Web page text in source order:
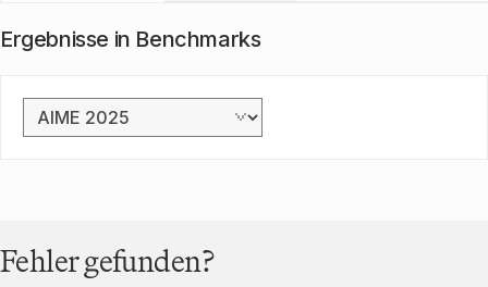
Ergebnisse in Benchmarks
Benchmark
auswählen
0 % und der
höchste Score ist
im
Fehler gefunden?